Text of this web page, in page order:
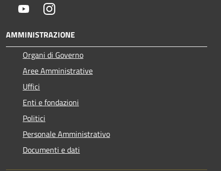
YoutubeInstagram
AMMINISTRAZIONE
Organi di Governo
Aree Amministrative
Uffici
Enti e fondazioni
Politici
Personale Amministrativo
Documenti e dati